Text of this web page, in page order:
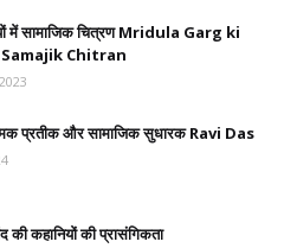
में सामाजिक चित्रण Mridula Garg ki
Chitran
प्रतीक और सामाजिक सुधारक Ravi Das
की कहानियों की प्रासंगिकता